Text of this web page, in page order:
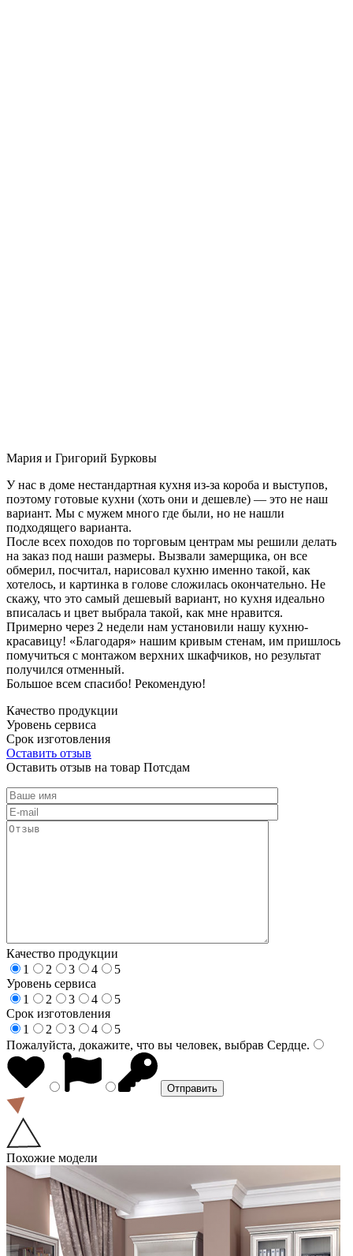
Мария и Григорий Бурковы
У нас в доме нестандартная кухня из-за короба и выступов,
поэтому готовые кухни (хоть они и дешевле) — это не наш
вариант. Мы с мужем много где были, но не нашли
подходящего варианта.
После всех походов по торговым центрам мы решили делать
на заказ под наши размеры. Вызвали замерщика, он все
обмерил, посчитал, нарисовал кухню именно такой, как
хотелось, и картинка в голове сложилась окончательно. Не
скажу, что это самый дешевый вариант, но кухня идеально
вписалась и цвет выбрала такой, как мне нравится.
Примерно через 2 недели нам установили нашу кухню-
красавицу! «Благодаря» нашим кривым стенам, им пришлось
помучиться с монтажом верхних шкафчиков, но результат
получился отменный.
Большое всем спасибо! Рекомендую!
Качество продукции
Уровень сервиса
Срок изготовления
Оставить отзыв
Оставить отзыв на товар Потсдам
Качество продукции
1
2 3 4
5
Уровень сервиса
1
2 3 4
5
Срок изготовления
1
2 3 4
5
Пожалуйста, докажите, что вы человек, выбрав Сердце.
Похожие модели